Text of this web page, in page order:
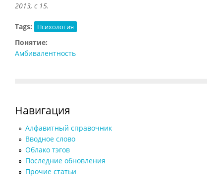
2013, с 15.
Tags: Психология
Понятие:
Амбивалентность
Навигация
Алфавитный справочник
Вводное слово
Облако тэгов
Последние обновления
Прочие статьи